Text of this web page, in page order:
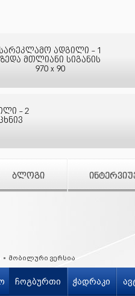
სარეკლამო ადგილი - 1
ზედა მთლიანი სიგანის
970 x 90
- 2
ᲑᲚᲝᲒᲘ
მობილური ვერსია
ჩოგბურთი ჭადრაკი